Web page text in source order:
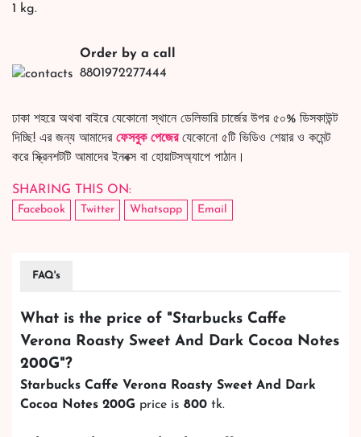
1 kg.
Order by a call
8801972277444
ঢাকা শহরে অথবা বাইরে যেকোনো স্থানে ডেলিভারি চার্জের উপর ৫০% ডিসকাউন্ট
দিচ্ছি! এর জন্য আমাদের ফেসবুক পেজেরযেকোনো ৫টি ভিডিও শেয়ার ও কমেন্ট
করে স্ক্রিনশটটি আমাদের ইনবক্স বা হোয়াটসঅ্যাপে পাঠান।
SHARING THIS ON:
Facebook Twitter Whatsapp Email
FAQ's
What is the price of "Starbucks Caffe
Verona Roasty Sweet And Dark Cocoa Notes
200G"?
Starbucks Caffe Verona Roasty Sweet And Dark
Cocoa Notes 200G price is 800 tk.